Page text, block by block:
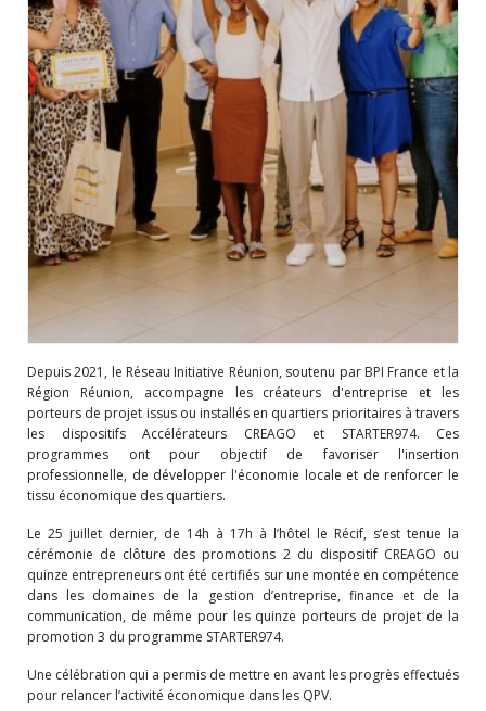
Depuis 2021, le Réseau Initiative Réunion, soutenu par BPI France et la
Région Réunion, accompagne les créateurs d'entreprise et les
porteurs de projet issus ou installés en quartiers prioritaires à travers
les dispositifs Accélérateurs CREAGO et STARTER974. Ces
programmes ont pour objectif de favoriser l'insertion
professionnelle, de développer l'économie locale et de renforcer le
tissu économique des quartiers.
Le 25 juillet dernier, de 14h à 17h à l’hôtel le Récif, s’est tenue la
cérémonie de clôture des promotions 2 du dispositif CREAGO ou
quinze entrepreneurs ont été certifiés sur une montée en compétence
dans les domaines de la gestion d’entreprise, finance et de la
communication, de même pour les quinze porteurs de projet de la
promotion 3 du programme STARTER974.
Une célébration qui a permis de mettre en avant les progrès effectués
pour relancer l’activité économique dans les QPV.